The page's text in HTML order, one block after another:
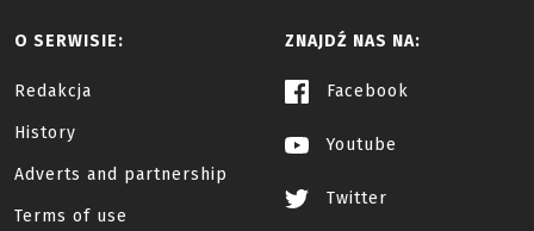
O SERWISIE:
Redakcja
History
Adverts and partnership
Terms of use
ZNAJDŹ NAS NA:
Facebook
Youtube
Twitter